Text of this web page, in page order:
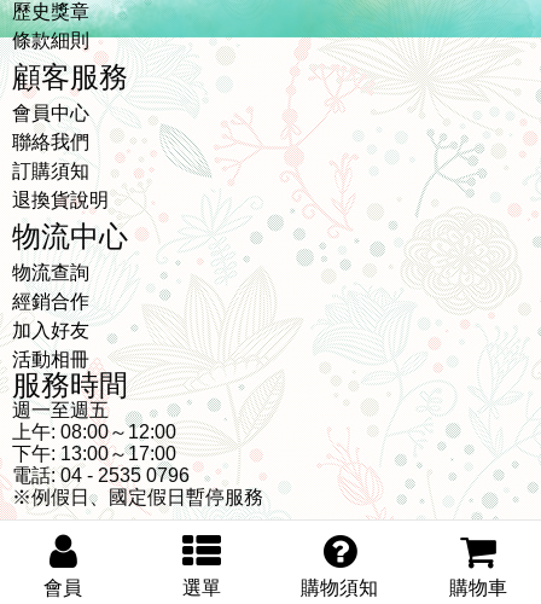
歷史獎章
條款細則
顧客服務
會員中心
聯絡我們
訂購須知
退換貨說明
物流中心
物流查詢
經銷合作
加入好友
活動相冊
服務時間
週一至週五
上午: 08:00～12:00
下午: 13:00～17:00
電話: 04 - 2535 0796
※例假日、國定假日暫停服務
幾木朵生物科技有限公司 Copyright © 2009 - 2026 Design by
會員 選單 購物須知 購物車